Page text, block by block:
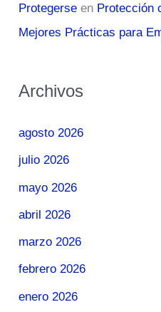
Protegerse en Protección
Mejores Prácticas para
Archivos
agosto 2026
julio 2026
mayo 2026
abril 2026
marzo 2026
febrero 2026
enero 2026